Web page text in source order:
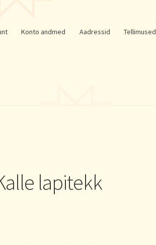
Konto andmed Aadressid Tellimused
lapitekk